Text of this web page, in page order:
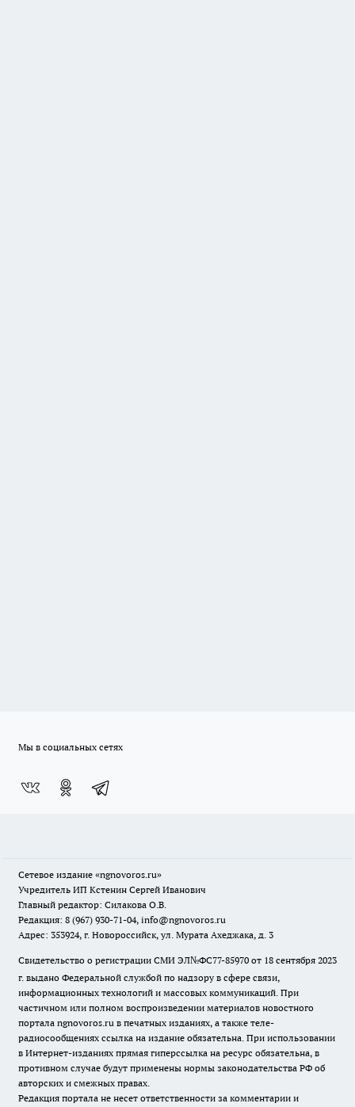
Мы в социальных сетях
Сетевое издание «ngnovoros.ru»
Учредитель ИП Кстенин Сергей Иванович
Главный редактор: Силакова О.В.
Редакция: 8 (967) 930-71-04, info@ngnovoros.ru
Адрес: 353924, г. Новороссийск, ул. Мурата Ахеджака, д. 3
Свидетельство о регистрации СМИ ЭЛ№ФС77-85970 от 18 сентября 2023
г. выдано Федеральной службой по надзору в сфере связи,
информационных технологий и массовых коммуникаций. При
частичном или полном воспроизведении материалов новостного
портала ngnovoros.ru в печатных изданиях, а также теле-
радиосообщениях ссылка на издание обязательна. При использовании
в Интернет-изданиях прямая гиперссылка на ресурс обязательна, в
противном случае будут применены нормы законодательства РФ об
авторских и смежных правах.
Редакция портала не несет ответственности за комментарии и